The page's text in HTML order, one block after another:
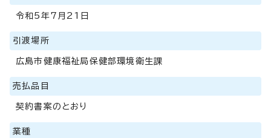
令和5年7月21日
引渡場所
広島市健康福祉局保健部環境衛生課
売払品目
契約書案のとおり
業種